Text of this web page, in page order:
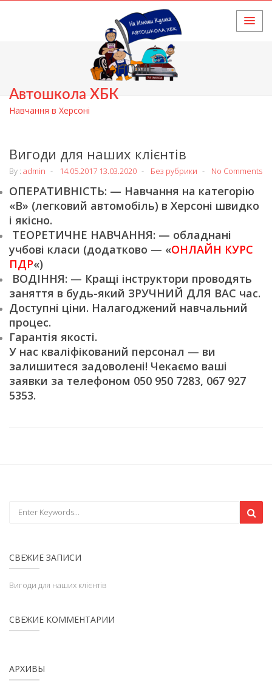
Автошкола ХБК
Навчання в Херсоні
HOME
Вигоди для наших клієнтів
By : admin 14.05.2017 13.03.2020 Без рубрики No Comments
ОПЕРАТИВНІСТЬ: — Навчання на категорію
«В» (легковий автомобіль) в Херсоні швидко
і якісно.
ТЕОРЕТИЧНЕ НАВЧАННЯ: — обладнані
учбові класи (додатково — «ОНЛАЙН КУРС
ПДР«)
ВОДІННЯ: — Кращі інструктори проводять
заняття в будь-який ЗРУЧНИЙ ДЛЯ ВАС час.
Доступні ціни. Налагоджений навчальний
процес.
Гарантія якості.
У нас кваліфікований персонал — ви
залишитеся задоволені! Чекаємо ваші
заявки за телефоном 050 950 7283, 067 927
5353.
СВЕЖИЕ ЗАПИСИ
Вигоди для наших клієнтів
СВЕЖИЕ КОММЕНТАРИИ
АРХИВЫ